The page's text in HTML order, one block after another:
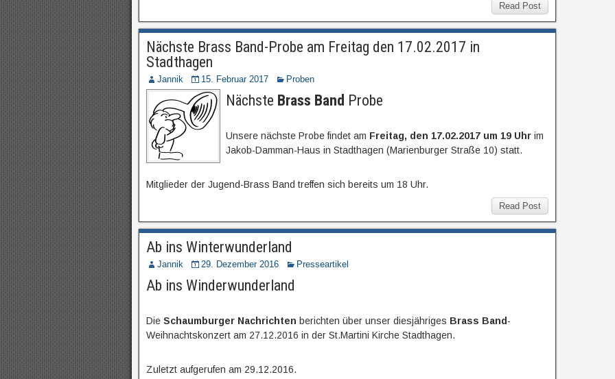
Read Post
Nächste Brass Band-Probe am Freitag den 17.02.2017 in
Stadthagen
Jannik 15. Februar 2017 Proben
Nächste Brass Band Probe
Unsere nächste Probe findet am Freitag, den 17.02.2017 um 19 Uhr im
Jakob-Damman-Haus in Stadthagen (Marienburger Straße 10) statt.
Mitglieder der Jugend-Brass Band treffen sich bereits um 18 Uhr.
Read Post
Ab ins Winterwunderland
Jannik 29. Dezember 2016 Presseartikel
Ab ins Winderwunderland
Die Schaumburger Nachrichten berichten über unser diesjähriges Brass Band -
Weihnachtskonzert am 27.12.2016 in der St.Martini Kirche Stadthagen.
Zuletzt aufgerufen am 29.12.2016.